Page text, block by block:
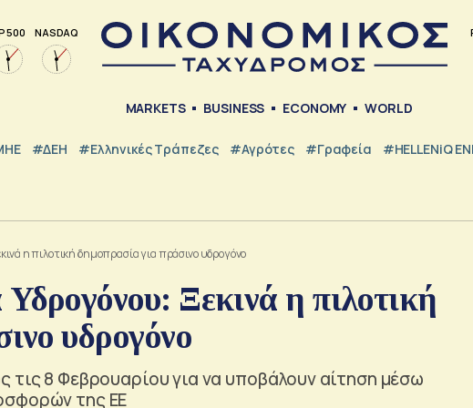
500 NASDAQ
MARKETS BUSINESS ECONOMY WORLD
#ΔΕΗ #ελληνικές Τράπεζες #Αγρότες #Γραφεία #HELLENiQ
η πιλοτική δημοπρασία για πράσινο υδρογόνο
Ξεκινά η πιλοτική
υδρογόνο
τις 8 Φεβρουαρίου για να υποβάλουν αίτηση μέσω
της ΕΕ